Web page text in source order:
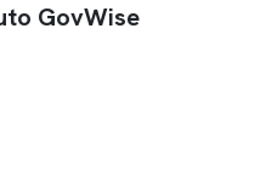
GovWise